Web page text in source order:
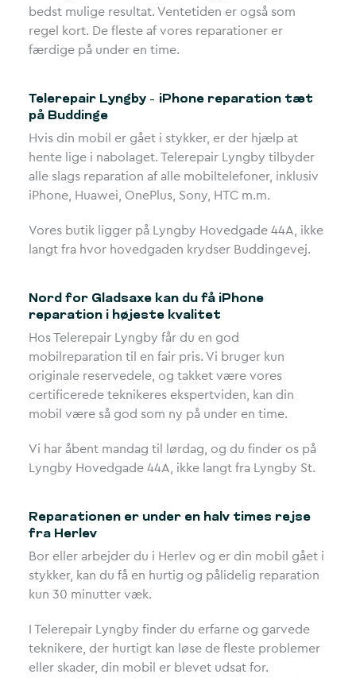
bedst mulige resultat. Ventetiden er også som
regel kort. De fleste af vores reparationer er
færdige på under en time.
Telerepair Lyngby – iPhone reparation tæt
på Buddinge
Hvis din mobil er gået i stykker, er der hjælp at
hente lige i nabolaget. Telerepair Lyngby tilbyder
alle slags reparation af alle mobiltelefoner, inklusiv
iPhone, Huawei, OnePlus, Sony, HTC m.m.
Vores butik ligger på Lyngby Hovedgade 44A, ikke
langt fra hvor hovedgaden krydser Buddingevej.
Nord for Gladsaxe kan du få iPhone
reparation i højeste kvalitet
Hos Telerepair Lyngby får du en god
mobilreparation til en fair pris. Vi bruger kun
originale reservedele, og takket være vores
certificerede teknikeres ekspertviden, kan din
mobil være så god som ny på under en time.
Vi har åbent mandag til lørdag, og du finder os på
Lyngby Hovedgade 44A, ikke langt fra Lyngby St.
Reparationen er under en halv times rejse
fra Herlev
Bor eller arbejder du i Herlev og er din mobil gået i
stykker, kan du få en hurtig og pålidelig reparation
kun 30 minutter væk.
I Telerepair Lyngby finder du erfarne og garvede
teknikere, der hurtigt kan løse de fleste problemer
eller skader, din mobil er blevet udsat for.